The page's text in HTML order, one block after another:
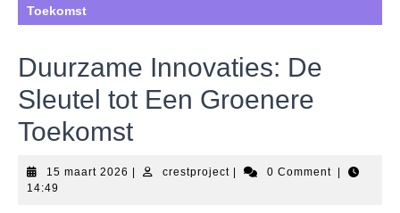
Toekomst
Duurzame Innovaties: De
Sleutel tot Een Groenere
Toekomst
15 maart 2026 15
crestprojectcrestproject0 Comment
14:49